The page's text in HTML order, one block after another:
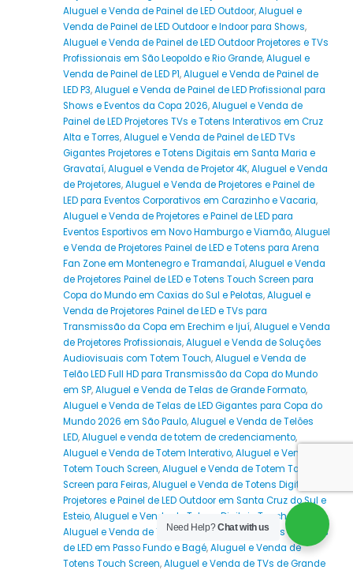
Aluguel e Venda de Painel de LED Outdoor,Aluguel e
Venda de Painel de LED Outdoor e Indoor para Shows,
Aluguel e Venda de Painel de LED Outdoor Projetores e TVs
Profissionais em São Leopoldo e Rio Grande,Aluguel e
Venda de Painel de LED P1,Aluguel e Venda de Painel de
LED P3,Aluguel e Venda de Painel de LED Profissional para
Shows e Eventos da Copa 2026,Aluguel e Venda de
Painel de LED Projetores TVs e Totens Interativos em Cruz
Alta e Torres,Aluguel e Venda de Painel de LED TVs
Gigantes Projetores e Totens Digitais em Santa Maria e
Gravataí,Aluguel e Venda de Projetor 4K,Aluguel e Venda
de Projetores,Aluguel e Venda de Projetores e Painel de
LED para Eventos Corporativos em Carazinho e Vacaria,
Aluguel e Venda de Projetores e Painel de LED para
Eventos Esportivos em Novo Hamburgo e Viamão,Aluguel
e Venda de Projetores Painel de LED e Totens para Arena
Fan Zone em Montenegro e Tramandaí,Aluguel e Venda
de Projetores Painel de LED e Totens Touch Screen para
Copa do Mundo em Caxias do Sul e Pelotas,Aluguel e
Venda de Projetores Painel de LED e TVs para
Transmissão da Copa em Erechim e Ijuí,Aluguel e Venda
de Projetores Profissionais,Aluguel e Venda de Soluções
Audiovisuais com Totem Touch,Aluguel e Venda de
Telão LED Full HD para Transmissão da Copa do Mundo
em SP,Aluguel e Venda de Telas de Grande Formato,
Aluguel e Venda de Telas de LED Gigantes para Copa do
Mundo 2026 em São Paulo,Aluguel e Venda de Telões
LED,Aluguel e venda de totem de credenciamento,
Aluguel e Venda de Totem Interativo,Aluguel e Venda de
Totem Touch Screen,Aluguel e Venda de Totem Touch
Screen para Feiras,Aluguel e Venda de Totens Digitais
Projetores e Painel de LED Outdoor em Santa Cruz do Sul e
Esteio,Aluguel e Venda de Totens Digitais Touch Screen
Aluguel e Venda de Totens Interativos Projetores e Painéis
de LED em Passo Fundo e Bagé,Aluguel e Venda de
Totens Touch Screen,Aluguel e Venda de TVs de Grande
Need Help?Chat with us